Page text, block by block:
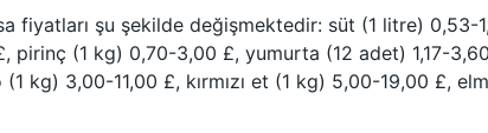
fiyatları şu şekilde değişmektedir: süt (1 litre)
pirinç (1 kg) 0,70-3,00 £, yumurta (12 adet) 1,17-
kg) 3,00-11,00 £, kırmızı et (1 kg) 5,00-19,00 £,